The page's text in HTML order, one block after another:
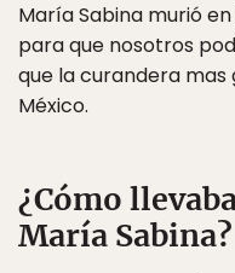
María Sabina murió
para que nosotros
que la curandera mas
México.
¿Cómo
María Sabina?